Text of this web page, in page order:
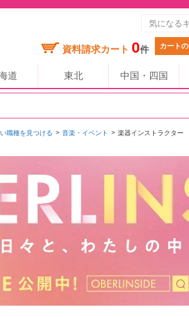
資料請求カート 0件 カート
道 東北 中国・四国
職種を見つける 音楽・イベント 楽器インストラクター